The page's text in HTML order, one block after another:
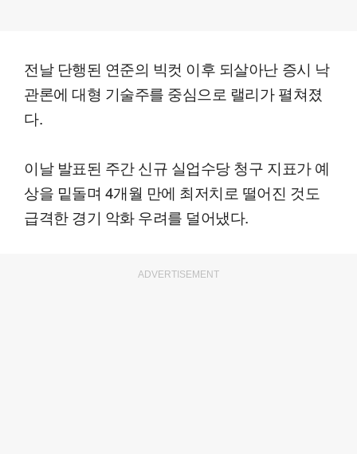
전날 단행된 연준의 빅컷 이후 되살아난 증시 낙
관론에 대형 기술주를 중심으로 랠리가 펼쳐졌
다.
이날 발표된 주간 신규 실업수당 청구 지표가 예
상을 밑돌며 4개월 만에 최저치로 떨어진 것도
급격한 경기 악화 우려를 덜어냈다.
ADVERTISEMENT